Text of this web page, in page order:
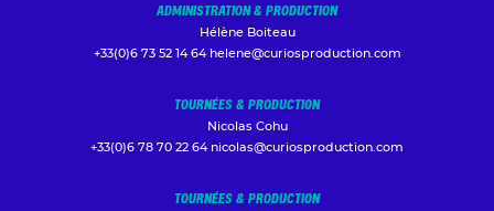
ADMINISTRATION & PRODUCTION
Hélène Boiteau
+33(0)6 73 52 14 64 helene@curiosproduction.com
TOURNÉES & PRODUCTION
Nicolas Cohu
+33(0)6 78 70 22 64 nicolas@curiosproduction.com
TOURNÉES & PRODUCTION